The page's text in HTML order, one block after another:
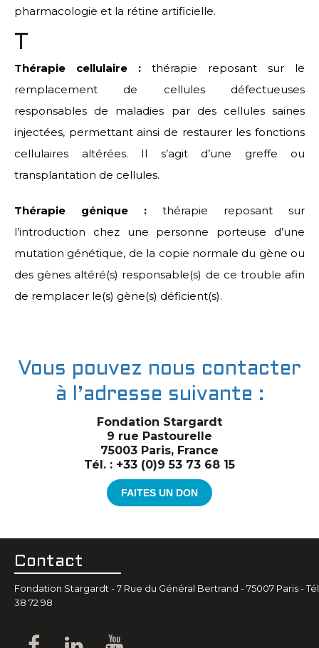
pharmacologie et la rétine artificielle.
T
Thérapie cellulaire : thérapie reposant sur le
remplacement de cellules défectueuses
responsables de maladies par des cellules saines
injectées, permettant ainsi de restaurer les fonctions
cellulaires altérées. Il s’agit d’une greffe ou
transplantation de cellules.
Thérapie génique : thérapie reposant sur
l’introduction chez une personne porteuse d’une
mutation génétique, de la copie normale du gène ou
des gènes altéré(s) responsable(s) de ce trouble afin
de remplacer le(s) gène(s) déficient(s).
Vous pouvez nous contacter
à l’adresse suivante :
Fondation Stargardt
9 rue Pastourelle
75003 Paris, France
Tél. : +33 (0)9 53 73 68 15
FAITES UN DON
Contact
Fondation Stargardt - 7 Rue du Général Bertrand - 75007 Paris -
38 72 98